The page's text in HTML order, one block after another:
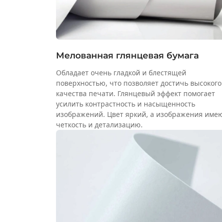
Мелованная глянцевая бумага
Обладает очень гладкой и блестящей
поверхностью, что позволяет достичь высокого
качества печати. Глянцевый эффект помогает
усилить контрастность и насыщенность
изображений. Цвет яркий, а изображения
четкость и детализацию.